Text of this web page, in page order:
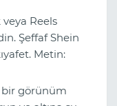
Reels
Şeffaf Shein
Metin:
bir görünüm